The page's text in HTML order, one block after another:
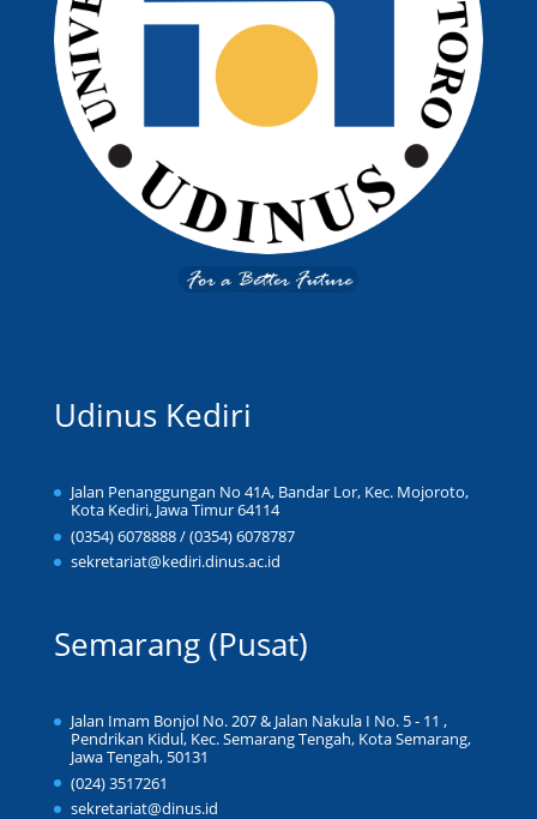
Udinus Kediri
Jalan Penanggungan No 41A, Bandar Lor, Kec. Mojoroto,
Kota Kediri, Jawa Timur 64114
(0354) 6078888 / (0354) 6078787
sekretariat@kediri.dinus.ac.id
Semarang (Pusat)
Jalan Imam Bonjol No. 207 & Jalan Nakula I No. 5 - 11 ,
Pendrikan Kidul, Kec. Semarang Tengah, Kota Semarang,
Jawa Tengah, 50131
(024) 3517261
sekretariat@dinus.id